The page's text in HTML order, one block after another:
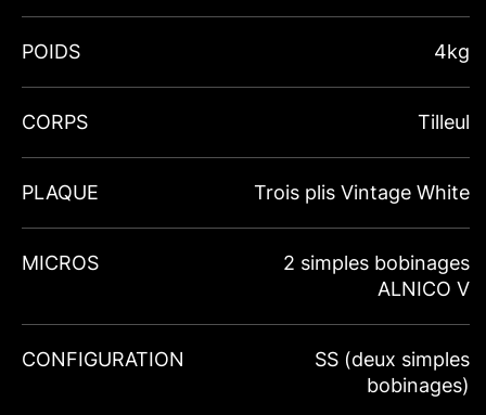
POIDS 4kg
CORPS Tilleul
PLAQUE Trois plis Vintage White
MICROS
2 simples bobinages
ALNICO V
CONFIGURATION
SS (deux simples
bobinages)